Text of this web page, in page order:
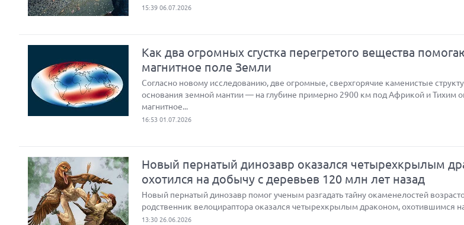
15:39 06.07.2026
Как два огромных сгустка перегретого вещества
магнитное поле Земли
Согласно новому исследованию, две огромные, сверхгорячие каменистые
основания земной мантии — на глубине примерно 2900 км под Африкой и Тихим
магнитное...
16:53 01.07.2026
Новый пернатый динозавр оказался четырехкрылым
охотился на добычу с деревьев 120 млн лет назад
Новый пернатый динозавр помог ученым разгадать тайну окаменелостей
родственник велоцираптора оказался четырехкрылым драконом, охотившимся
13:30 26.06.2026